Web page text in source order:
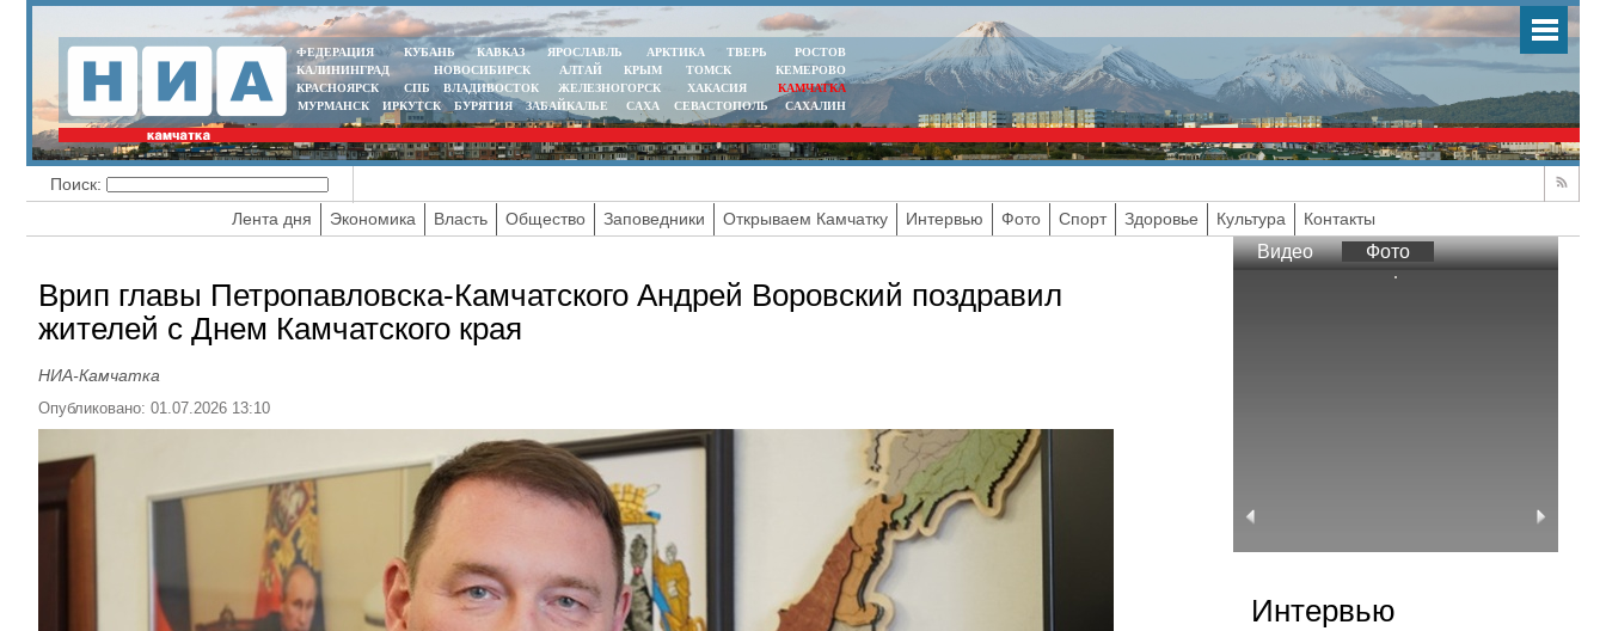
ФЕДЕРАЦИЯ КУБАНЬ КАВКАЗ ЯРОСЛАВЛЬ АРКТИКА ТВЕРЬ
РОСТОВ
КАЛИНИНГРАД
НОВОСИБИРСК АЛТАЙ КРЫМ ТОМСК
КЕМЕРОВО
КРАСНОЯРСК
СПБ ВЛАДИВОСТОК ЖЕЛЕЗНОГОРСК ХАКАСИЯ
КАМЧАТКА
МУРМАНСК
ИРКУТСК БУРЯТИЯ ЗАБАЙКАЛЬЕ САХА СЕВАСТОПОЛЬ САХАЛИН
Поиск:
Лента дня
Экономика Власть Общество Заповедники Открываем Камчатку Интервью Фото Спорт Здоровье Культура Контакты
Врип главы Петропавловска-Камчатского Андрей Воровский поздравил
жителей с Днем Камчатского края
НИА-Камчатка
Опубликовано: 01.07.2026 13:10
Видео Фото
Интервью